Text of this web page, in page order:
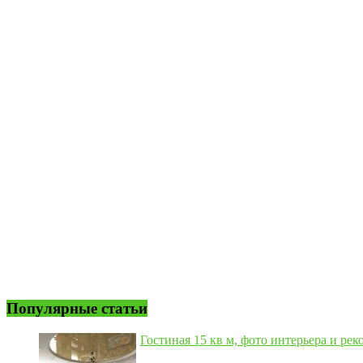
Популярные статьи
Гостиная 15 кв м, фото интерьера и